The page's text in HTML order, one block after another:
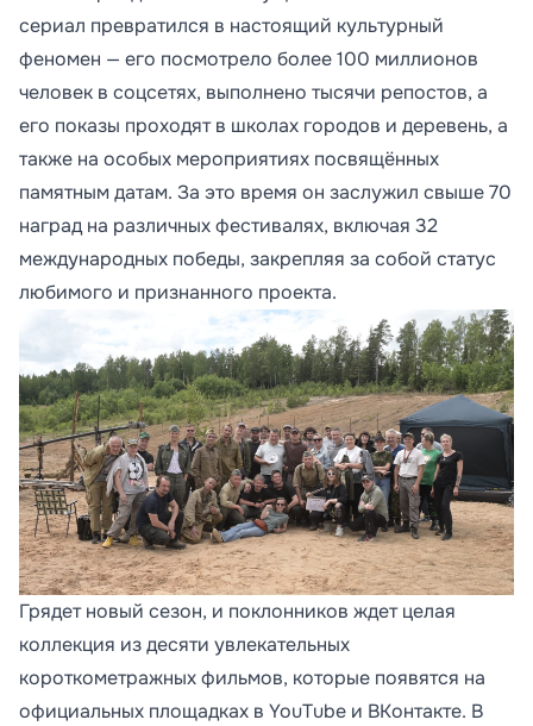
сериал превратился в настоящий культурный
феномен — его посмотрело более 100 миллионов
человек в соцсетях, выполнено тысячи репостов, а
его показы проходят в школах городов и деревень, а
также на особых мероприятиях посвящённых
памятным датам. За это время он заслужил свыше 70
наград на различных фестивалях, включая 32
международных победы, закрепляя за собой статус
любимого и признанного проекта.
Грядет новый сезон, и поклонников ждет целая
коллекция из десяти увлекательных
короткометражных фильмов, которые появятся на
официальных площадках в YouTube и ВКонтакте. В